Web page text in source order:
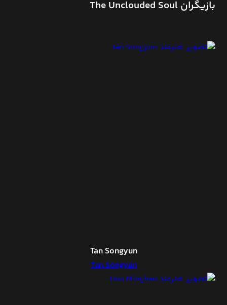
بازیگران The Unclouded Soul
Tan Songyun
Tan Songyun